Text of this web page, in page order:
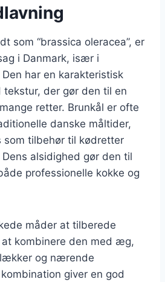
som “brassica oleracea”, er
i Danmark, især i
har en karakteristisk
tekstur, der gør den til en
retter. Brunkål er ofte
danske måltider,
som tilbehør til kødretter
alsidighed gør den til
professionelle kokke og
måder at tilberede
kombinere den med æg,
og nærende
giver en god